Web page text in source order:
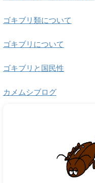
ゴキブリ類について
ゴキブリについて
ゴキブリと国民性
カメムシブログ